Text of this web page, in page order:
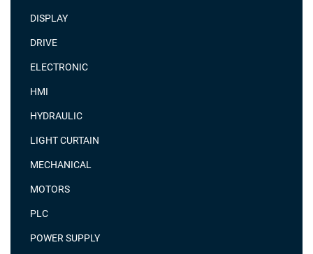
DISPLAY
DRIVE
ELECTRONIC
HMI
HYDRAULIC
LIGHT CURTAIN
MECHANICAL
MOTORS
PLC
POWER SUPPLY